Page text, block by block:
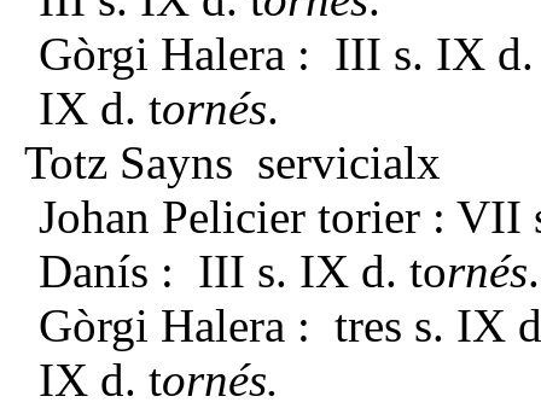
Gòrgi Halera : III s. IX
IX d. tornés.
Totz Sayns servicialx
Johan Pelicier torier :
Danís : III s. IX d. tornés.
Gòrgi Halera : tres s. IX
IX d. tornés.